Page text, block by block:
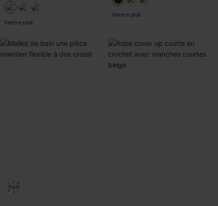
Ventre plat
Ventre plat